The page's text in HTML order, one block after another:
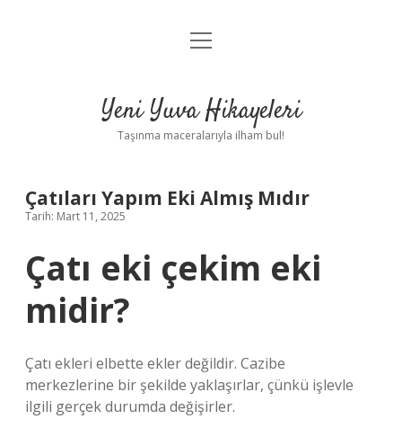
Anasayfa
Yasal Uyarı
menüyü
Yeni Yuva Hikayeleri
Taşınma maceralarıyla ilham bul!
Çatıları Yapım Eki Almış Mıdır
Tarih: Mart 11, 2025
Çatı eki çekim eki
midir?
Çatı ekleri elbette ekler değildir. Cazibe
merkezlerine bir şekilde yaklaşırlar, çünkü işlevle
ilgili gerçek durumda değişirler.